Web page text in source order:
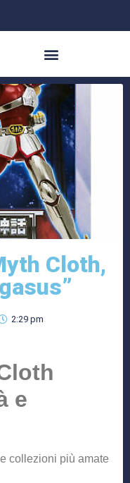
Cloth,
2:29 pm
e
collezioni più amate